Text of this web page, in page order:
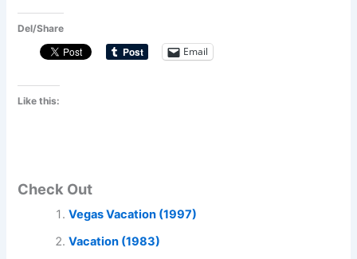
Del/Share
Email
Like this:
Check Out
Vegas Vacation (1997)
Vacation (1983)